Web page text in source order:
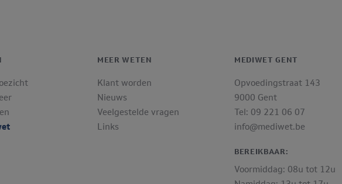
MEER WETEN
Klant worden
Nieuws
Veelgestelde vragen
Links
MEDIWET GENT
Opvoedingstraat 143
9000 Gent
Tel: 09 221 06 07
info@mediwet.be
BEREIKBAAR:
Voormiddag: 08u tot 12u